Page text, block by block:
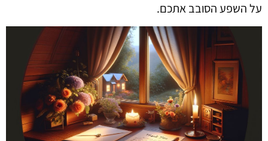
על השפע הסובב אתכם.